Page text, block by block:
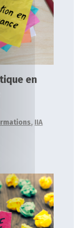
formations
en
, IIA
alternance